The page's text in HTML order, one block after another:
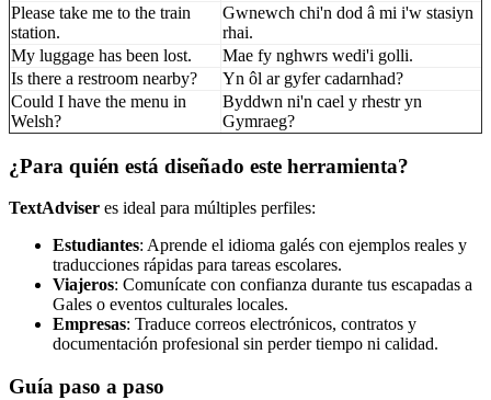
Please take me to the train
station.
Gwnewch chi'n dod â mi i'w stasiyn
rhai.
My luggage has been lost.
Mae fy nghwrs wedi'i golli.
Is there a restroom nearby?
Yn ôl ar gyfer cadarnhad?
Could I have the menu in
Welsh?
Byddwn ni'n cael y rhestr yn
Gymraeg?
¿Para quién está diseñado este herramienta?
TextAdviser es ideal para múltiples perfiles:
Estudiantes: Aprende el idioma galés con ejemplos reales y
traducciones rápidas para tareas escolares.
Viajeros: Comunícate con confianza durante tus escapadas a
Gales o eventos culturales locales.
Empresas: Traduce correos electrónicos, contratos y
documentación profesional sin perder tiempo ni calidad.
Guía paso a paso